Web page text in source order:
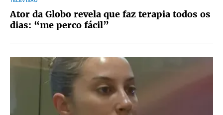
Ator da Globo revela que faz terapia todos os
dias: “me perco fácil”